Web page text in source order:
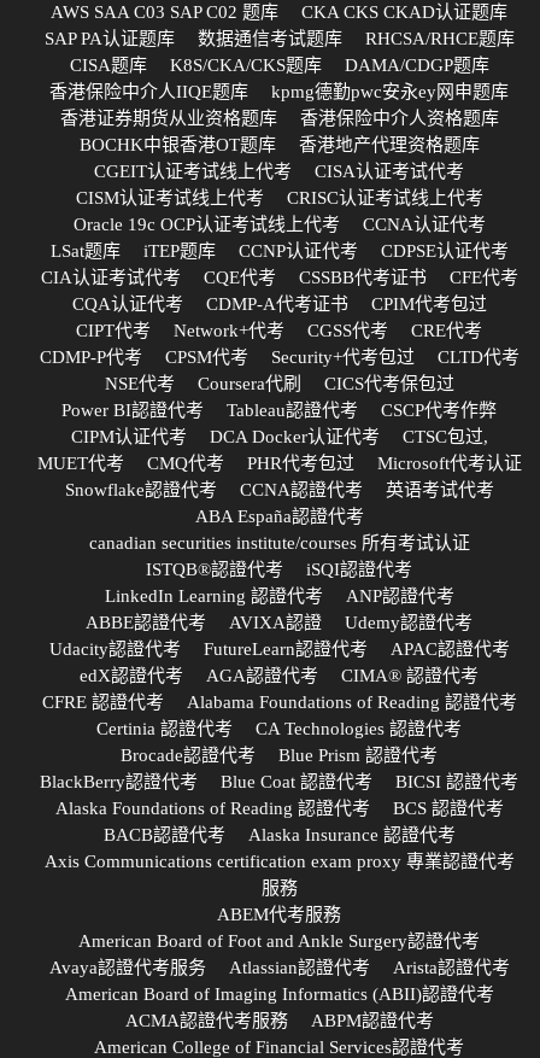
AWS SAA C03 SAP C02 题库
CKA CKS CKAD认证题库
SAP PA认证题库
数据通信考试题库
RHCSA/RHCE题库
CISA题库
K8S/CKA/CKS题库
DAMA/CDGP题库
香港保险中介人IIQE题库
kpmg德勤pwc安永ey网申题库
香港证券期货从业资格题库
香港保险中介人资格题库
BOCHK中银香港OT题库
香港地产代理资格题库
CGEIT认证考试线上代考
CISA认证考试代考
CISM认证考试线上代考
CRISC认证考试线上代考
Oracle 19c OCP认证考试线上代考
CCNA认证代考
LSat题库
iTEP题库 CCNP认证代考
CDPSE认证代考
CIA认证考试代考
CQE代考 CSSBB代考证书
CFE代考
CQA认证代考
CDMP-A代考证书
CPIM代考包过
CIPT代考
Network+代考 CGSS代考
CRE代考
CDMP-P代考
CPSM代考 Security+代考包过
CLTD代考
NSE代考
Coursera代刷
CICS代考保包过
Power BI認證代考
Tableau認證代考
CSCP代考作弊
CIPM认证代考
DCA Docker认证代考
CTSC包过,
MUET代考
CMQ代考 PHR代考包过
Microsoft代考认证
Snowflake認證代考
CCNA認證代考
英语考试代考
ABA España認證代考
canadian securities institute/courses 所有考试认证
ISTQB®認證代考
iSQI認證代考
LinkedIn Learning 認證代考
ANP認證代考
ABBE認證代考
AVIXA認證
Udemy認證代考
Udacity認證代考
FutureLearn認證代考
APAC認證代考
edX認證代考
AGA認證代考
CIMA® 認證代考
CFRE 認證代考
Alabama Foundations of Reading 認證代考
Certinia 認證代考
CA Technologies 認證代考
Brocade認證代考
Blue Prism 認證代考
BlackBerry認證代考
Blue Coat 認證代考
BICSI 認證代考
Alaska Foundations of Reading 認證代考
BCS 認證代考
BACB認證代考
Alaska Insurance 認證代考
Axis Communications certification exam proxy 專業認證代考
服務
ABEM代考服務
American Board of Foot and Ankle Surgery認證代考
Avaya認證代考服务
Atlassian認證代考
Arista認證代考
American Board of Imaging Informatics (ABII)認證代考
ACMA認證代考服務
ABPM認證代考
American College of Financial Services認證代考